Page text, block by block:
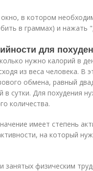
в котором
в граммах) и нажать
для
нужно калорий в
из веса человека. В
обмена, равный
в сутки. Для похудения
количества.
имеет степень
на который
физическим